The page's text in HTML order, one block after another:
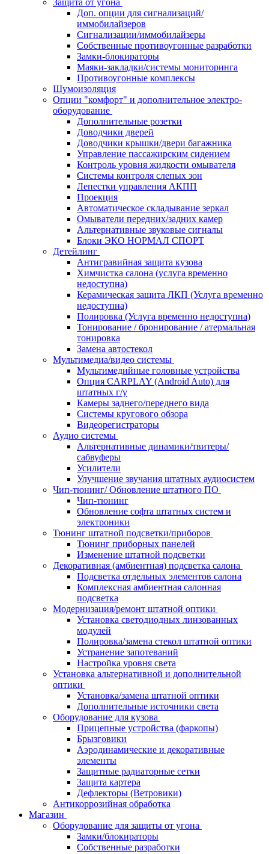
Защита от угона
Доп. опции для сигнализаций/
иммобилайзеров
Сигнализации/иммобилайзеры
Собственные противоугонные разработки
Замки-блокираторы
Маяки-закладки/системы мониторинга
Противоугонные комплексы
Шумоизоляция
Опции "комфорт" и дополнительное электро-
оборудование
Дополнительные розетки
Доводчики дверей
Доводчики крышки/двери багажника
Управление пассажирским сидением
Контроль уровня жидкости омывателя
Системы контроля слепых зон
Лепестки управления АКПП
Проекция
Автоматическое складывание зеркал
Омыватели передних/задних камер
Альтернативные звуковые сигналы
Блоки ЭКО НОРМАЛ СПОРТ
Детейлинг
Антигравийная защита кузова
Химчистка салона (услуга временно
недоступна)
Керамическая защита ЛКП (Услуга временно
недоступна)
Полировка (Услуга временно недоступна)
Тонирование / бронирование / атермальная
тонировка
Замена автостекол
Мультимедиа/видео системы
Мультимедийные головные устройства
Опция CARPLAY (Android Auto) для
штатных г/у
Камеры заднего/переднего вида
Системы кругового обзора
Видеорегистраторы
Аудио системы
Альтернативные динамики/твитеры/
сабвуферы
Усилители
Улучшение звучания штатных аудиосистем
Чип-тюнинг/ Обновление штатного ПО
Чип-тюнинг
Обновление софта штатных систем и
электроники
Тюнинг штатной подсветки/приборов
Тюнинг приборных панелей
Изменение штатной подсветки
Декоративная (амбиентная) подсветка салона
Подсветка отдельных элементов салона
Комплексная амбиентная салонная
подсветка
Модернизация/ремонт штатной оптики
Установка светодиодных линзованных
модулей
Полировка/замена стекол штатной оптики
Устранение запотеваний
Настройка уровня света
Установка альтернативной и дополнительной
оптики
Установка/замена штатной оптики
Дополнительные источники света
Оборудование для кузова
Прицепные устройства (фаркопы)
Брызговики
Аэродинамические и декоративные
элементы
Защитные радиаторные сетки
Защита картера
Дефлекторы (Ветровики)
Антикоррозийная обработка
Магазин
Оборудование для защиты от угона
Замки/блокираторы
Собственные разработки